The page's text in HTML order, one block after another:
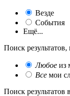
Везде
События
Ещё...
Поиск
Любое из
Все мои
Поиск результатов